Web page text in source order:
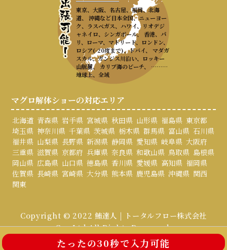
たったの30秒で入力可能
東京、大阪、名古屋、福岡、北海
道、 沖縄など日本全国、ニューヨー
ク、ラスベガス、ハワイ、リオデジ
ャネイロ、シンガポール、 香港、パ
リ、ローマ、マドリード、ロンドン、
ロシア(-20度まで)、ドバイ、 マダガ
スカル、ガンジス川沿い、ロッキー
山脈麓、 カリブ海のビーチ、 ………
地球上、全域
マグロ解体ショーの対応エリア
北海道 青森県 岩手県 宮城県 秋田県 山形県 福島県 東京都
埼玉県 神奈川県 千葉県 茨城県 栃木県 群馬県 富山県 石川県
福井県 山梨県 長野県 新潟県 静岡県 愛知県 岐阜県 大阪府
三重県 滋賀県 京都府 兵庫県 奈良県 和歌山県 鳥取県 島根県
岡山県 広島県 山口県 徳島県 香川県 愛媛県 高知県 福岡県
佐賀県 長崎県 宮崎県 大分県 熊本県 鹿児島県 沖縄県 関西
関東
Copyright © 2022 鮪達人 | トータルフロー株式会社
Co., Ltd All Rights Reserved.